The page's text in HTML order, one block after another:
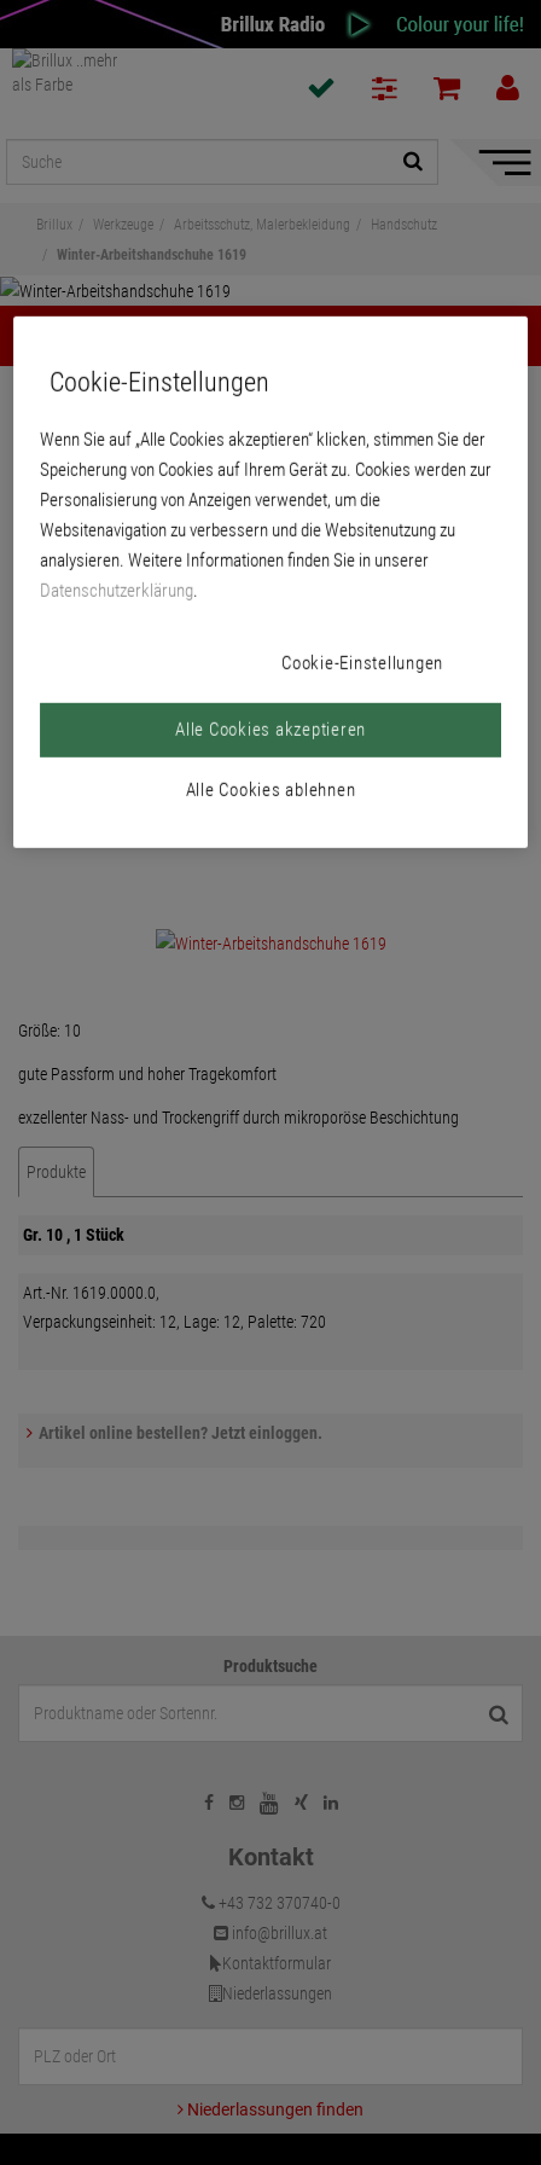
Brillux Werkzeuge Arbeitsschutz, Malerbekleidung
Handschutz
Winter-Arbeitshandschuhe 1619
Winter-Arbeitshandschuhe 1619
Fünffingerhandschuh, Acryl-Baumwoll-Gemisch mit Latex-Teilbeschichtung
der Innenhand, der Fingerkuppen und des Daumens. Zertifizierung gemäß EN
420, EN 388 und EN 511.
Größe: 10
gute Passform und hoher Tragekomfort
exzellenter Nass- und Trockengriff durch mikroporöse Beschichtung
Produkte
Gr. 10 , 1 Stück
Art.-Nr. 1619.0000.0,
Verpackungseinheit: 12, Lage: 12, Palette: 720
Artikel online bestellen? Jetzt einloggen.
Produktsuche
Kontakt
+43 732 370740-0
info@brillux.at
Kontaktformular
Niederlassungen
Niederlassungen finden
Cookie-Einstellungen
Wenn Sie auf „Alle Cookies akzeptieren“ klicken, stimmen Sie der
Speicherung von Cookies auf Ihrem Gerät zu. Cookies werden zur
Personalisierung von Anzeigen verwendet, um die
Websitenavigation zu verbessern und die Websitenutzung zu
analysieren. Weitere Informationen finden Sie in unserer
Datenschutzerklärung.
Cookie-Einstellungen
Alle Cookies ablehnen
Alle Cookies akzeptieren